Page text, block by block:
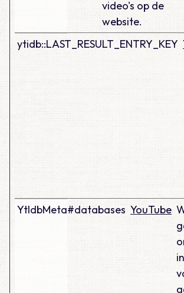
video's op de
website.
ytidb::LAST_RESULT_ENTRY_KEY
YtIdbMeta#databases YouTube